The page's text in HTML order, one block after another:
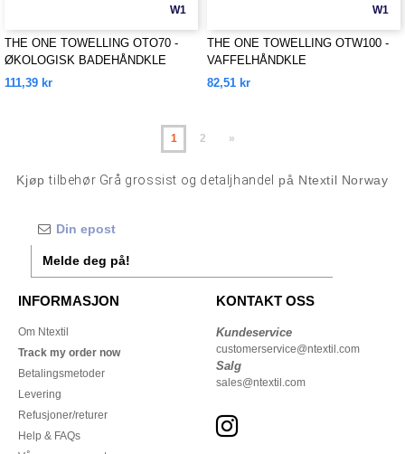
W1
THE ONE TOWELLING OTO70 -
ØKOLOGISK BADEHÅNDKLE
111,39 kr
W1
THE ONE TOWELLING OTW100 -
VAFFELHÅNDKLE
82,51 kr
1 2 »
Kjøptilbehør Grå grossist og detaljhandel på Ntextil Norway
Melde deg på!
INFORMASJON
Om Ntextil
Track my order now
Betalingsmetoder
Levering
Refusjoner/returer
Help & FAQs
KONTAKT OSS
Kundeservice
customerservice@ntextil.com
Salg
sales@ntextil.com